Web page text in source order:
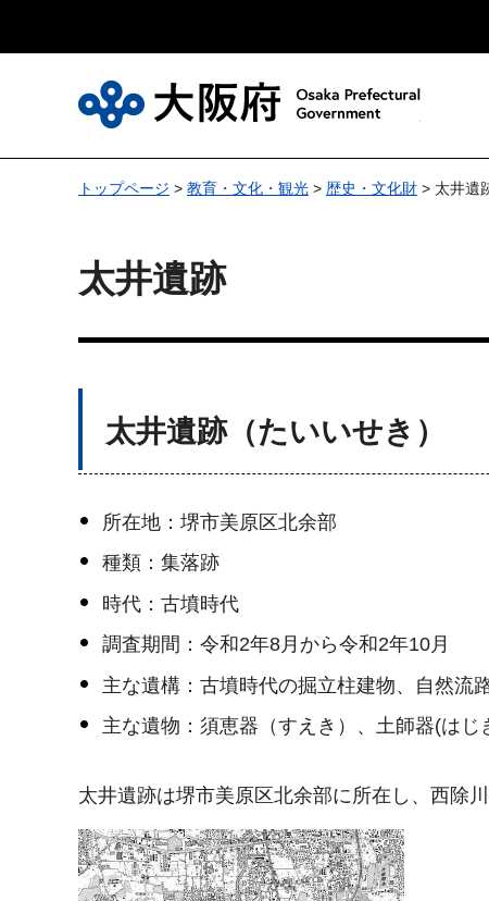
トップページ > 教育・文化・観光 > 歴史・文化財 > 太井遺
太井遺跡
太井遺跡（たいいせき）
所在地：堺市美原区北余部
種類：集落跡
時代：古墳時代
調査期間：令和2年8月から令和2年10月
主な遺構：古墳時代の掘立柱建物、自然流
主な遺物：須恵器（すえき）、土師器(はじ
太井遺跡は堺市美原区北余部に所在し、西除